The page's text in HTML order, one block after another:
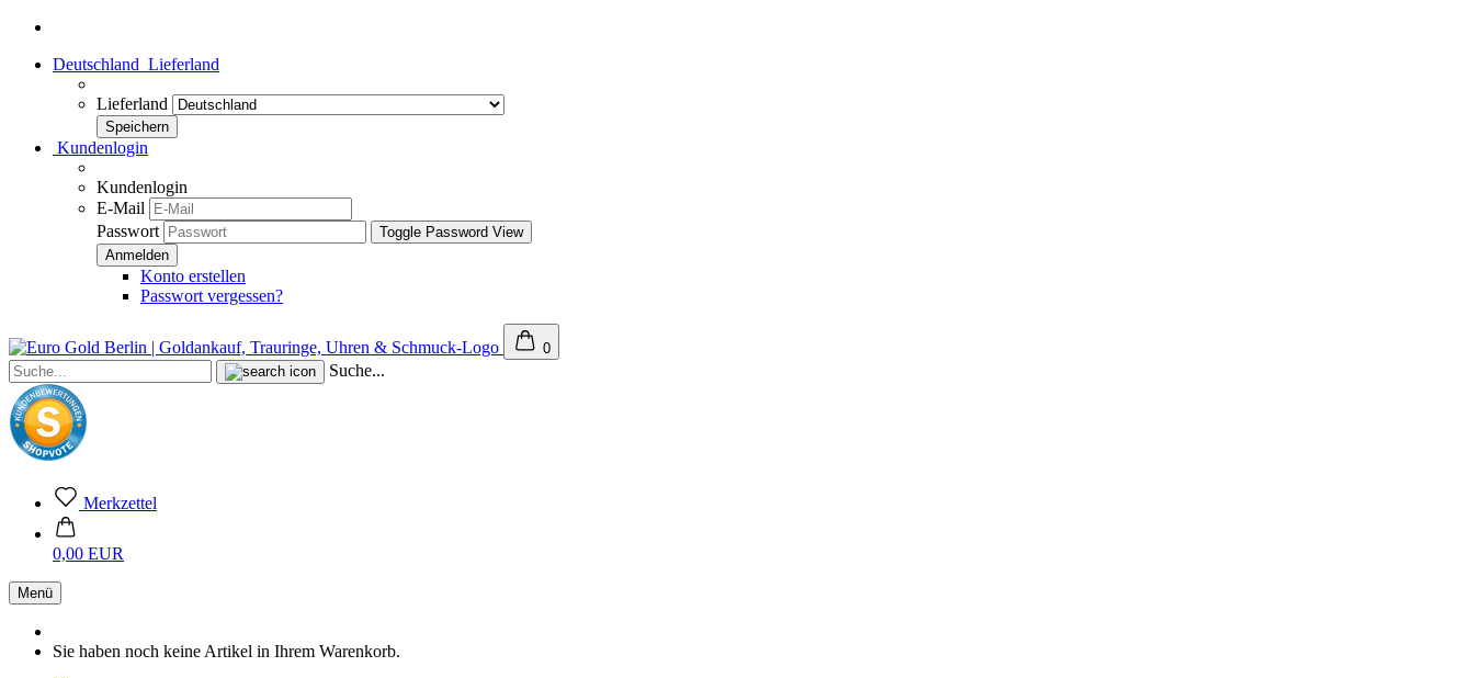
Deutschland Lieferland
Lieferland
Kundenlogin
Kundenlogin
E-Mail
Passwort
Toggle Password View
Konto erstellen
Passwort vergessen?
0
Suche...
Merkzettel
0,00 EUR
Menü
Sie haben noch keine Artikel in Ihrem Warenkorb.